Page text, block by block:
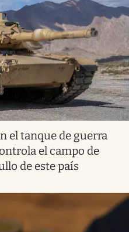
el tanque de guerra
el campo de
de este país